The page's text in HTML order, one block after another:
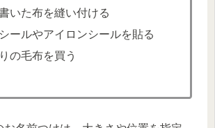
いた布を縫い付ける
ールやアイロンシールを貼る
の毛布を買う